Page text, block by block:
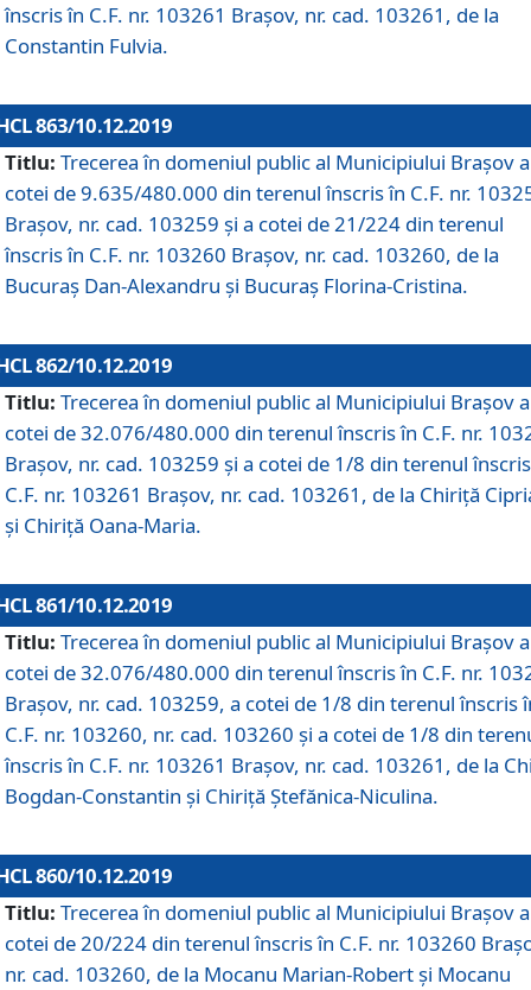
înscris în C.F. nr. 103261 Brașov, nr. cad. 103261, de la
Constantin Fulvia.
863/10.12.2019
Titlu: Trecerea în domeniul public al Municipiului Braşov a
cotei de 9.635/480.000 din terenul înscris în C.F. nr.
Brașov, nr. cad. 103259 și a cotei de 21/224 din terenul
înscris în C.F. nr. 103260 Brașov, nr. cad. 103260, de la
Bucuraș Dan-Alexandru și Bucuraș Florina-Cristina.
862/10.12.2019
Titlu: Trecerea în domeniul public al Municipiului Braşov a
cotei de 32.076/480.000 din terenul înscris în C.F. nr.
Brașov, nr. cad. 103259 și a cotei de 1/8 din terenul
C.F. nr. 103261 Brașov, nr. cad. 103261, de la Chiriță
și Chiriță Oana-Maria.
861/10.12.2019
Titlu: Trecerea în domeniul public al Municipiului Braşov a
cotei de 32.076/480.000 din terenul înscris în C.F. nr.
Brașov, nr. cad. 103259, a cotei de 1/8 din terenul înscris
C.F. nr. 103260, nr. cad. 103260 și a cotei de 1/8 din
înscris în C.F. nr. 103261 Brașov, nr. cad. 103261, de la
Bogdan-Constantin și Chiriță Ștefănica-Niculina.
860/10.12.2019
Titlu: Trecerea în domeniul public al Municipiului Braşov a
cotei de 20/224 din terenul înscris în C.F. nr. 103260
nr. cad. 103260, de la Mocanu Marian-Robert și Mocanu